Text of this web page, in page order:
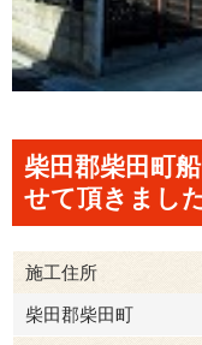
柴田郡柴田町
せて頂きまし
施工住所
柴田郡柴田町